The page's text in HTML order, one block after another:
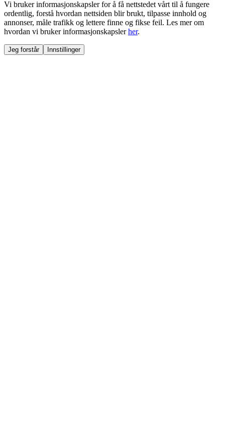
Vi bruker informasjonskapsler for å få nettstedet vårt til å fungere
ordentlig, forstå hvordan nettsiden blir brukt, tilpasse innhold og
annonser, måle trafikk og lettere finne og fikse feil. Les mer om
hvordan vi bruker informasjonskapsler her.
Jeg forstår Innstillinger